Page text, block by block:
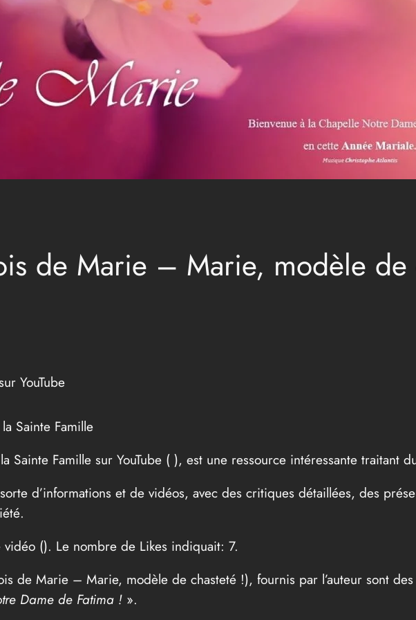
de Marie – Marie, modèle de
YouTube
Sainte Famille
Sainte Famille sur YouTube ( ), est une ressource intéressante traitant
d’informations et de vidéos, avec des critiques détaillées, des
vidéo (). Le nombre de Likes indiquait: 7.
de Marie – Marie, modèle de chasteté !), fournis par l’auteur sont
Dame de Fatima ! ».